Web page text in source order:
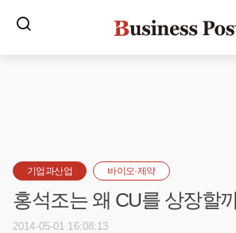
기업과산업 바이오·제약
홍석조는 왜 CU를 상장할
2014-05-01 16:08:13